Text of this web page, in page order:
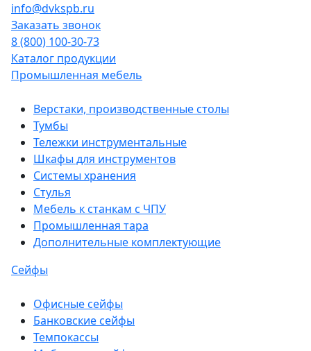
info@dvkspb.ru
Заказать звонок
8 (800) 100-30-73
Каталог продукции
Промышленная мебель
Верстаки, производственные столы
Тумбы
Тележки инструментальные
Шкафы для инструментов
Системы хранения
Стулья
Мебель к станкам с ЧПУ
Промышленная тара
Дополнительные комплектующие
Сейфы
Офисные сейфы
Банковские сейфы
Темпокассы